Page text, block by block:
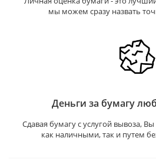
мы можем сразу назвать
Деньги за бумагу
Сдавая бумагу с услугой вывоза,
как наличными, так и путем